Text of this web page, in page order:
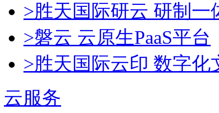
>胜天国际研云 研制
>磐云 云原生PaaS平台
>胜天国际云印 数字化
云服务